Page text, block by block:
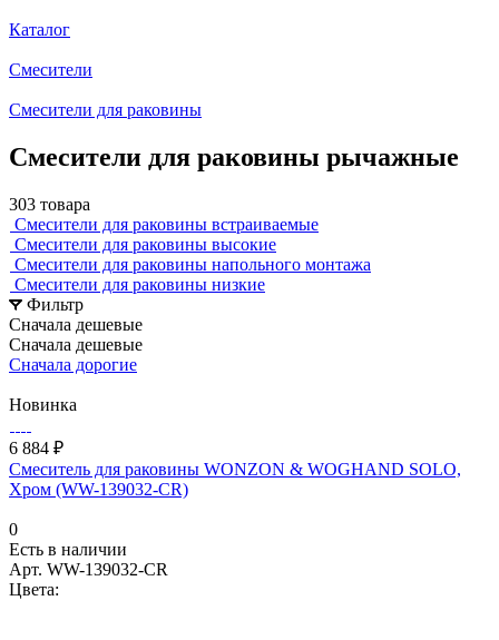
Каталог
Смесители
Смесители для раковины
Смесители для раковины рычажные
303 товара
Смесители для раковины встраиваемые
Смесители для раковины высокие
Смесители для раковины напольного монтажа
Смесители для раковины низкие
Фильтр
Сначала дешевые
Сначала дешевые
Сначала дорогие
Новинка
6 884 ₽
Смеситель для раковины WONZON & WOGHAND SOLO,
Хром (WW-139032-CR)
0
Есть в наличии
Арт. WW-139032-CR
Цвета: